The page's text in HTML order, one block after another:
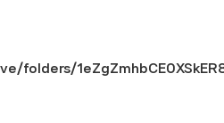
folders/